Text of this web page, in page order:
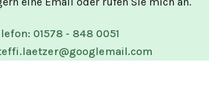
01578 - 848 0051